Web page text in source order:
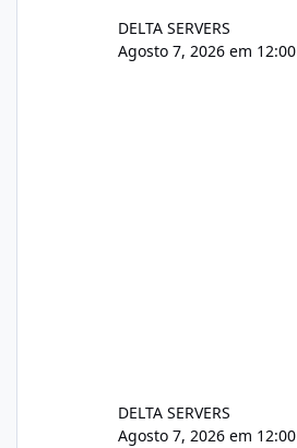
DELTA SERVERS
Agosto 7, 2026 em 12:00
DELTA SERVERS
Agosto 7, 2026 em 12:00